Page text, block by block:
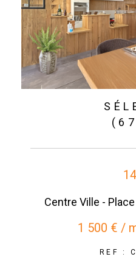
Centre Ville -
1 500 € /
REF :